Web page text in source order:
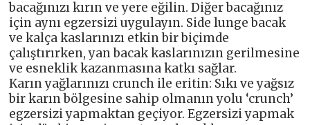
bacağınızı kırın ve yere eğilin. Diğer bacağınız
için aynı egzersizi uygulayın. Side lunge bacak
ve kalça kaslarınızı etkin bir biçimde
çalıştırırken, yan bacak kaslarınızın gerilmesine
ve esneklik kazanmasına katkı sağlar.
Karın yağlarınızı crunch ile eritin: Sıkı ve yağsız
bir karın bölgesine sahip olmanın yolu ‘crunch’
egzersizi yapmaktan geçiyor. Egzersizi yapmak